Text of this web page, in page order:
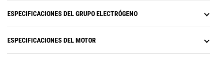
ESPECIFICACIONES DEL GRUPO ELECTRÓGENO
ESPECIFICACIONES DEL MOTOR